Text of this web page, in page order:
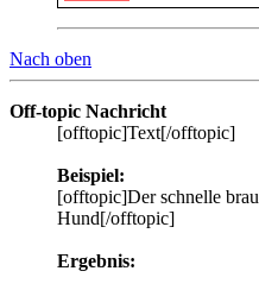
Nach oben
Off-topic Nachricht
[offtopic]Text[/offtopic]
Beispiel:
[offtopic]Der schnelle
Hund[/offtopic]
Ergebnis: